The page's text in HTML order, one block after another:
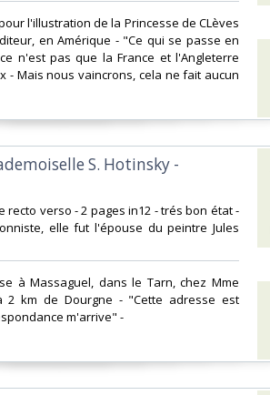
l'illustration de la Princesse de CLèves
en Amérique - "Ce qui se passe en
n'est pas que la France et l'Angleterre
Mais nous vaincrons, cela ne fait aucun
S. Hotinsky -
recto verso - 2 pages in12 - trés bon état -
elle fut l'épouse du peintre Jules
à Massaguel, dans le Tarn, chez Mme
km de Dourgne - "Cette adresse est
m'arrive" -